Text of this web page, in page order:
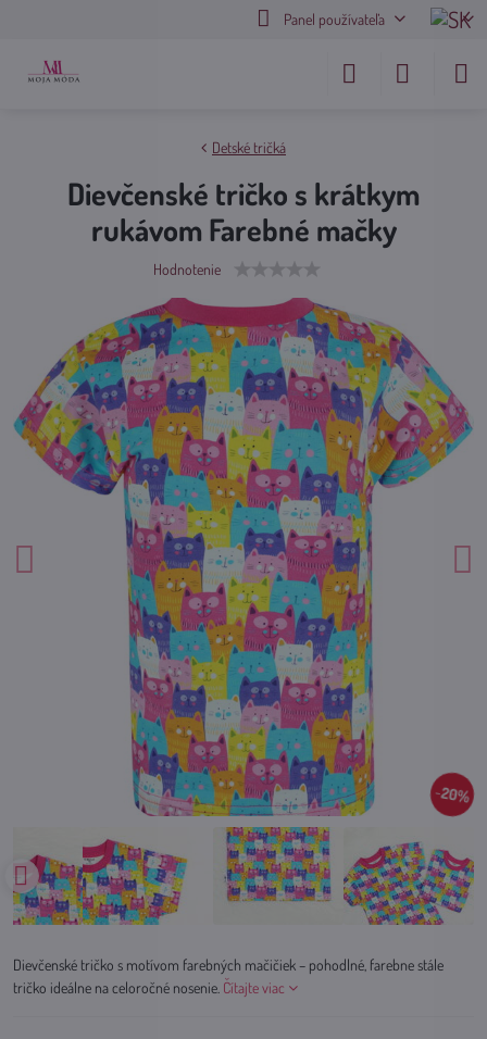
Panel používateľa
20%
Detské tričká
Dievčenské tričko s krátkym
rukávom Farebné mačky
Hodnotenie
Dievčenské tričko s motívom farebných mačičiek – pohodlné, farebne stále
tričko ideálne na celoročné nosenie. Čítajte viac